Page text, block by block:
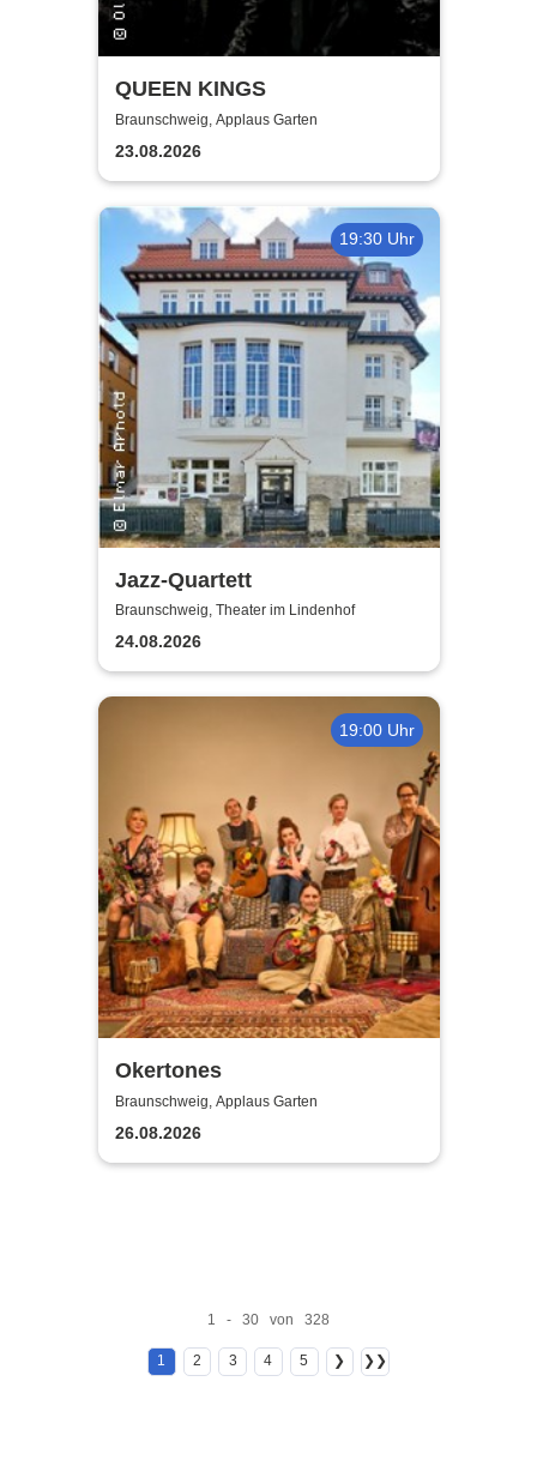
QUEEN KINGS
Braunschweig, Applaus Garten
23.08.2026
19:30 Uhr
Jazz-Quartett
Braunschweig, Theater im Lindenhof
24.08.2026
19:00 Uhr
Okertones
Braunschweig, Applaus Garten
26.08.2026
1 - 30 von 328
1 2 3 4 5 ❯ ❯❯